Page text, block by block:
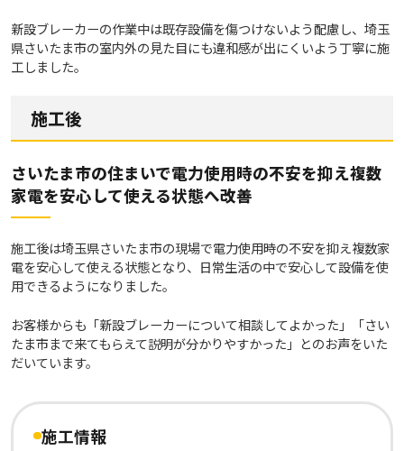
新設ブレーカーの作業中は既存設備を傷つけないよう配慮し、埼玉
県さいたま市の室内外の見た目にも違和感が出にくいよう丁寧に施
工しました。
施工後
さいたま市の住まいで電力使用時の不安を抑え複数
家電を安心して使える状態へ改善
施工後は埼玉県さいたま市の現場で電力使用時の不安を抑え複数家
電を安心して使える状態となり、日常生活の中で安心して設備を使
用できるようになりました。
お客様からも「新設ブレーカーについて相談してよかった」「さい
たま市まで来てもらえて説明が分かりやすかった」とのお声をいた
だいています。
施工情報